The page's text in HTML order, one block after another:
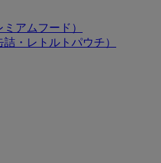
アムフード）
・レトルトパウチ）